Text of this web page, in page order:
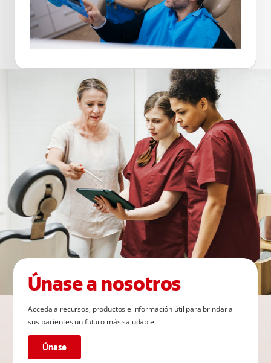
Únase a nosotros
Acceda a recursos, productos e información útil para brindar a
sus pacientes un futuro más saludable.
Únase